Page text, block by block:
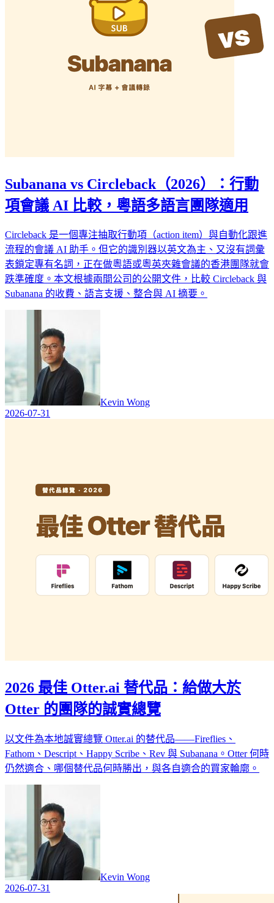
Subanana vs Circleback（2026）：行動
項會議 AI 比較，粵語多語言團隊適用
Circleback 是一個專注抽取行動項（action item）與自動化跟進
流程的會議 AI 助手。但它的識別器以英文為主、又沒有詞彙
表鎖定專有名詞，正在做粵語或粵英夾雜會議的香港團隊就會
跌準確度。本文根據兩間公司的公開文件，比較 Circleback 與
Subanana 的收費、語言支援、整合與 AI 摘要。
Kevin Wong
2026-07-31
2026 最佳 Otter.ai 替代品：給做大於
Otter 的團隊的誠實總覽
以文件為本地誠實總覽 Otter.ai 的替代品——Fireflies、
Fathom、Descript、Happy Scribe、Rev 與 Subanana。Otter 何時
仍然適合、哪個替代品何時勝出，與各自適合的買家輪廓。
Kevin Wong
2026-07-31